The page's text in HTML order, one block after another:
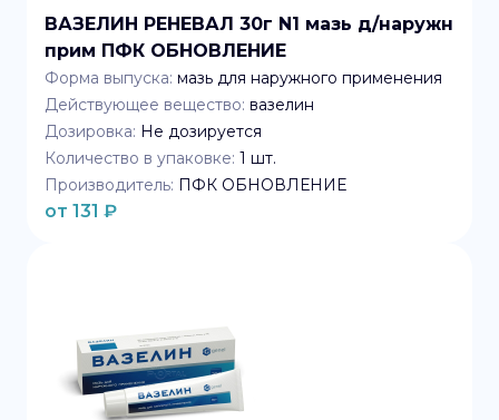
ВАЗЕЛИН РЕНЕВАЛ 30г N1 мазь д/наружн
прим ПФК ОБНОВЛЕНИЕ
Форма выпуска: мазь для наружного применения
Действующее вещество: вазелин
Дозировка: Не дозируется
Количество в упаковке: 1 шт.
Производитель: ПФК ОБНОВЛЕНИЕ
от 131 ₽